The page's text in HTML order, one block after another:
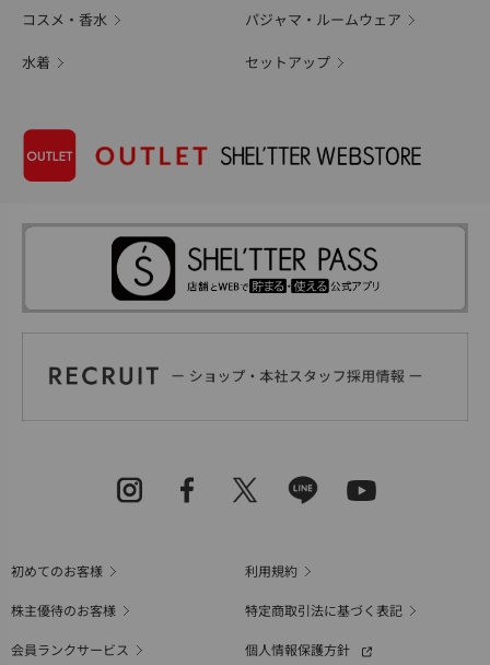
コスメ・香水 パジャマ・ルームウェア
水着 セットアップ
初めてのお客様
利用規約
株主優待のお客様
特定商取引法に基づく表記
会員ランクサービス
個人情報保護方針